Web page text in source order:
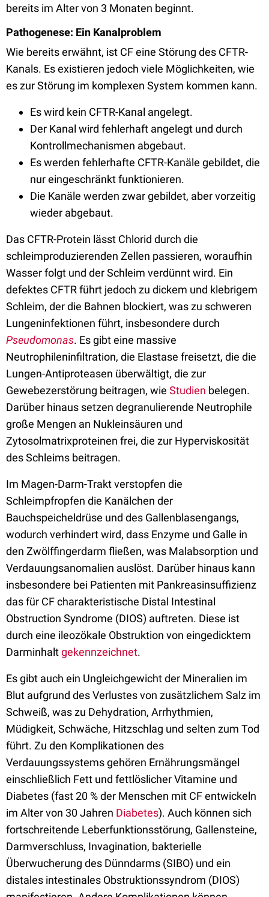
bereits im Alter von 3 Monaten beginnt.
Pathogenese: Ein Kanalproblem
Wie bereits erwähnt, ist CF eine Störung des CFTR-
Kanals. Es existieren jedoch viele Möglichkeiten, wie
es zur Störung im komplexen System kommen kann.
Es wird kein CFTR-Kanal angelegt.
Der Kanal wird fehlerhaft angelegt und durch
Kontrollmechanismen abgebaut.
Es werden fehlerhafte CFTR-Kanäle gebildet, die
nur eingeschränkt funktionieren.
Die Kanäle werden zwar gebildet, aber vorzeitig
wieder abgebaut.
Das CFTR-Protein lässt Chlorid durch die
schleimproduzierenden Zellen passieren, woraufhin
Wasser folgt und der Schleim verdünnt wird. Ein
defektes CFTR führt jedoch zu dickem und klebrigem
Schleim, der die Bahnen blockiert, was zu schweren
Lungeninfektionen führt, insbesondere durch
Pseudomonas. Es gibt eine massive
Neutrophileninfiltration, die Elastase freisetzt, die die
Lungen-Antiproteasen überwältigt, die zur
Gewebezerstörung beitragen, wie Studien belegen.
Darüber hinaus setzen degranulierende Neutrophile
große Mengen an Nukleinsäuren und
Zytosolmatrixproteinen frei, die zur Hyperviskosität
des Schleims beitragen.
Im Magen-Darm-Trakt verstopfen die
Schleimpfropfen die Kanälchen der
Bauchspeicheldrüse und des Gallenblasengangs,
wodurch verhindert wird, dass Enzyme und Galle in
den Zwölffingerdarm fließen, was Malabsorption und
Verdauungsanomalien auslöst. Darüber hinaus kann
insbesondere bei Patienten mit Pankreasinsuffizienz
das für CF charakteristische Distal Intestinal
Obstruction Syndrome (DIOS) auftreten. Diese ist
durch eine ileozökale Obstruktion von eingedicktem
Darminhaltgekennzeichnet.
Es gibt auch ein Ungleichgewicht der Mineralien im
Blut aufgrund des Verlustes von zusätzlichem Salz im
Schweiß, was zu Dehydration, Arrhythmien,
Müdigkeit, Schwäche, Hitzschlag und selten zum Tod
führt. Zu den Komplikationen des
Verdauungssystems gehören Ernährungsmängel
einschließlich Fett und fettlöslicher Vitamine und
Diabetes (fast 20 % der Menschen mit CF entwickeln
im Alter von 30 Jahren Diabetes). Auch können sich
fortschreitende Leberfunktionsstörung, Gallensteine,
Darmverschluss, Invagination, bakterielle
Überwucherung des Dünndarms (SIBO) und ein
distales intestinales Obstruktionssyndrom (DIOS)